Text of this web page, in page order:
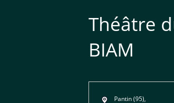
Théâtre
BIAM
AdressePantin (95),